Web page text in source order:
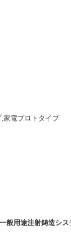
家電プロトタイプ
般用途注射鋳造シス